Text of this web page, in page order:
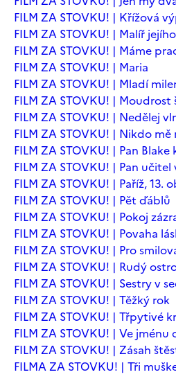
FILM ZA STOVKU! | Křížová
FILM ZA STOVKU! | Malíř
FILM ZA STOVKU! | Máme
FILM ZA STOVKU! | Maria
FILM ZA STOVKU! | Mladí
FILM ZA STOVKU! | Moudrost
FILM ZA STOVKU! | Nedělej
FILM ZA STOVKU! | Nikdo mě
FILM ZA STOVKU! | Pan
FILM ZA STOVKU! | Pan
FILM ZA STOVKU! | Paříž, 13.
FILM ZA STOVKU! | Pět ďáblů
FILM ZA STOVKU! | Pokoj
FILM ZA STOVKU! | Povaha
FILM ZA STOVKU! | Pro
FILM ZA STOVKU! | Rudý
FILM ZA STOVKU! | Sestry v
FILM ZA STOVKU! | Těžký rok
FILM ZA STOVKU! | Třpytivé
FILM ZA STOVKU! | Ve jménu
FILM ZA STOVKU! | Zásah
FILMA ZA STOVKU! | Tři